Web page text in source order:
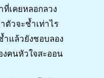
เคยหลอกลวง
ตัวจะช้ำเท่าไร
ำแล้วยังชอบลอง
คนหัวใจสะออน